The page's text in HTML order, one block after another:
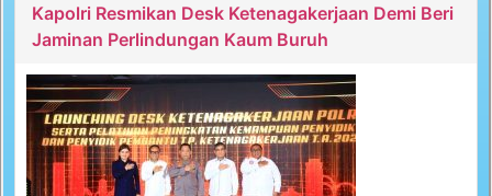
Kapolri Resmikan Desk Ketenagakerjaan Demi Beri
Jaminan Perlindungan Kaum Buruh